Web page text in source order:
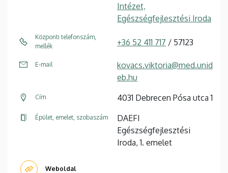
Intézet,
Egészségfejlesztési Iroda
Központi telefonszám,
mellék
+36 52 411 717 / 57123
E-mail
kovacs.viktoria@med.unid
eb.hu
Cím 4031 Debrecen Pósa utca 1
Épület, emelet, szobaszám
DAEFI
Egészségfejlesztési
Iroda, 1. emelet
Weboldal